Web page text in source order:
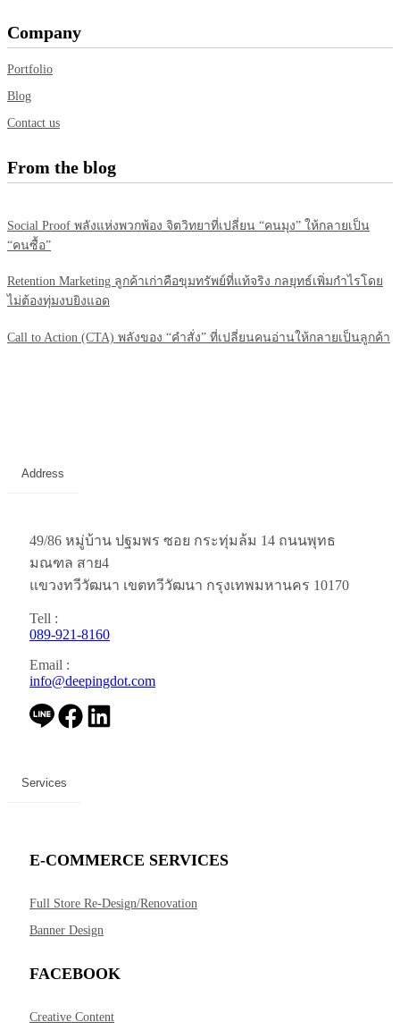
Company
Portfolio
Blog
Contact us
From the blog
Social Proof พลังแห่งพวกพ้อง จิตวิทยาที่เปลี่ยน “คนมุง” ให้กลายเป็น
“คนซื้อ”
Retention Marketing ลูกค้าเก่าคือขุมทรัพย์ที่แท้จริง กลยุทธ์เพิ่มกำไรโดย
ไม่ต้องทุ่มงบยิงแอด
Call to Action (CTA) พลังของ “คำสั่ง” ที่เปลี่ยนคนอ่านให้กลายเป็นลูกค้า
Address
49/86 หมู่บ้าน ปฐมพร ซอย กระทุ่มล้ม 14 ถนนพุทธ
มณฑล สาย4
แขวงทวีวัฒนา เขตทวีวัฒนา กรุงเทพมหานคร 10170
Tell :
089-921-8160
Email :
info@deepingdot.com
Services
E-COMMERCE SERVICES
Full Store Re-Design/Renovation
Banner Design
FACEBOOK
Creative Content